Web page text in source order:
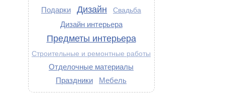
Подарки
Дизайн Свадьба
Дизайн интерьера
Предметы интерьера
Строительные и ремонтные работы
Отделочные материалы
Праздники
Мебель